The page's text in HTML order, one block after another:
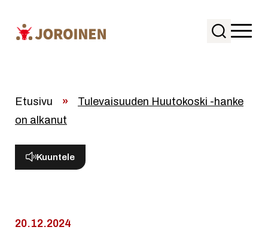
suoraan
Etusivu »
Tulevaisuuden Huutokoski -hanke
on alkanut
Kuuntele
20.12.2024